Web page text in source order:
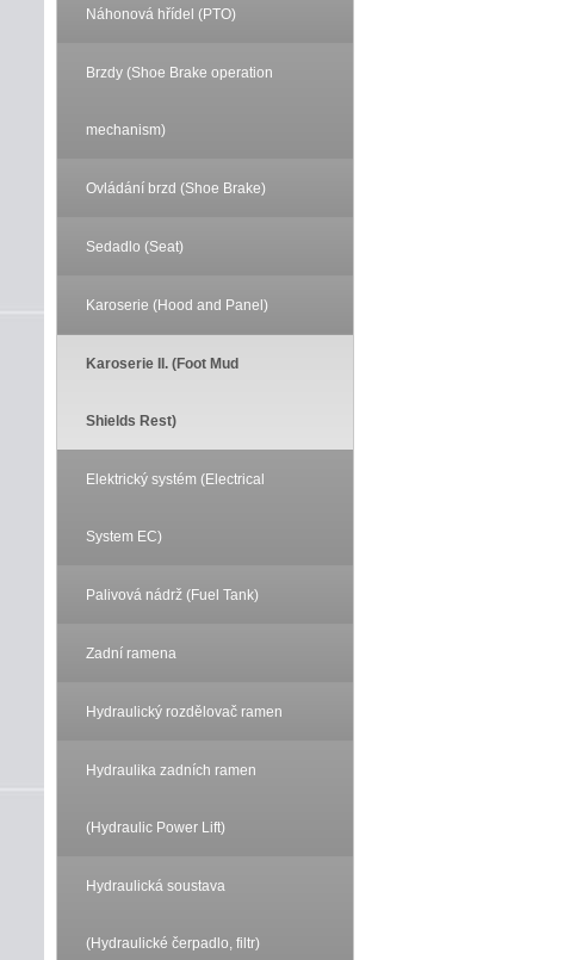
Náhonová hřídel (PTO)
Brzdy (Shoe Brake operation
mechanism)
Ovládání brzd (Shoe Brake)
Sedadlo (Seat)
Karoserie (Hood and Panel)
Karoserie II. (Foot Mud
Shields Rest)
Elektrický systém (Electrical
System EC)
Palivová nádrž (Fuel Tank)
Zadní ramena
Hydraulický rozdělovač ramen
Hydraulika zadních ramen
(Hydraulic Power Lift)
Hydraulická soustava
(Hydraulické čerpadlo, filtr)